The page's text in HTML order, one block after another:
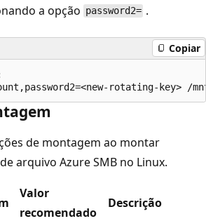
a opção password2= .
Copiar
de montagem ao montar
arquivo Azure SMB no Linux.
Valor
recomendado
Descrição